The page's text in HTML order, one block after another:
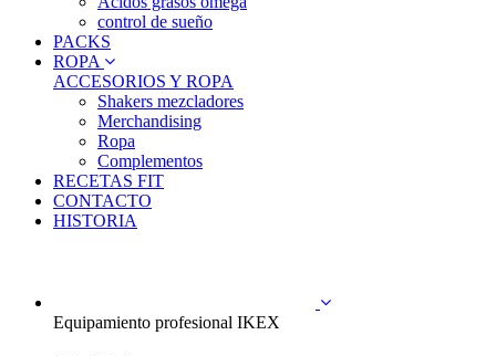
control de sueño
PACKS
ROPA
ACCESORIOS Y ROPA
Shakers mezcladores
Merchandising
Ropa
Complementos
RECETAS FIT
CONTACTO
HISTORIA
Equipamiento profesional IKEX